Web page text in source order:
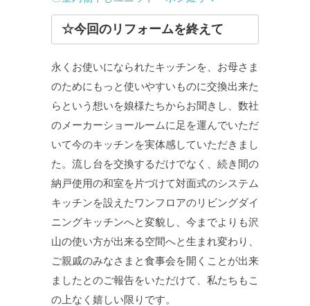
☆今回のリフォームを終えて
永くお使いになられたキッチンを、お母さま
のためにもっと使いやすいものに交換出来た
らという想いを娘様たちからお聞きし、数社
のメーカーショールームに足を運んでいただ
いて今のキッチンを実体感していただきまし
た。流し台を交換するだけでなく、続き間の
納戸使用の和室を片づけて対面式のシステム
キッチンを設えたワンフロアのリビングダイ
ニングキッチンへと変貌し、今までよりも沢
山の使い方が出来る空間へと生まれ変わり、
ご親戚のみなさまと食事会を開くことが出来
ましたとのご報告をいただけて、私たちもこ
の上なく嬉しい限りです。